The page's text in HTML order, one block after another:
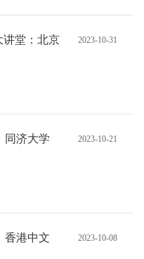
讲堂：北京 2023-10-31
同济大学 2023-10-21
香港中文 2023-10-08